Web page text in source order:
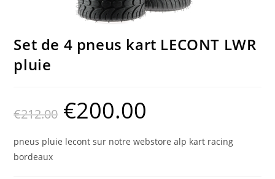
Set de 4 pneus kart LECONT LWR
pluie
€212.00 €200.00
pneus pluie lecont sur notre webstore alp kart racing
bordeaux